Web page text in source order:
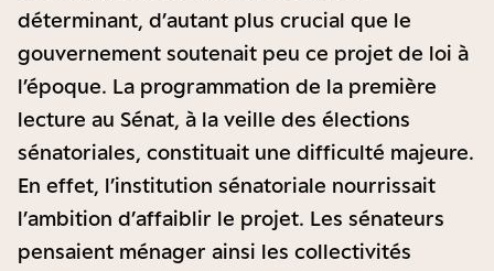
déterminant, d’autant plus crucial que le
gouvernement soutenait peu ce projet de loi à
l’époque. La programmation de la première
lecture au Sénat, à la veille des élections
sénatoriales, constituait une difficulté majeure.
En effet, l’institution sénatoriale nourrissait
l’ambition d’affaiblir le projet. Les sénateurs
pensaient ménager ainsi les collectivités